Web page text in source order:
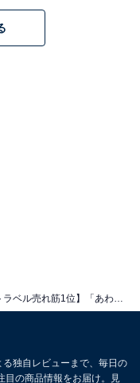
独自レビューまで、毎日の
目の商品情報をお届け。見